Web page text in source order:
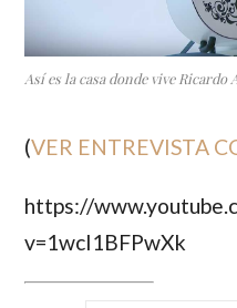
Así es la casa donde vive Ricardo
(VER ENTREVISTA
https://
v=1wcI1BFPwXk